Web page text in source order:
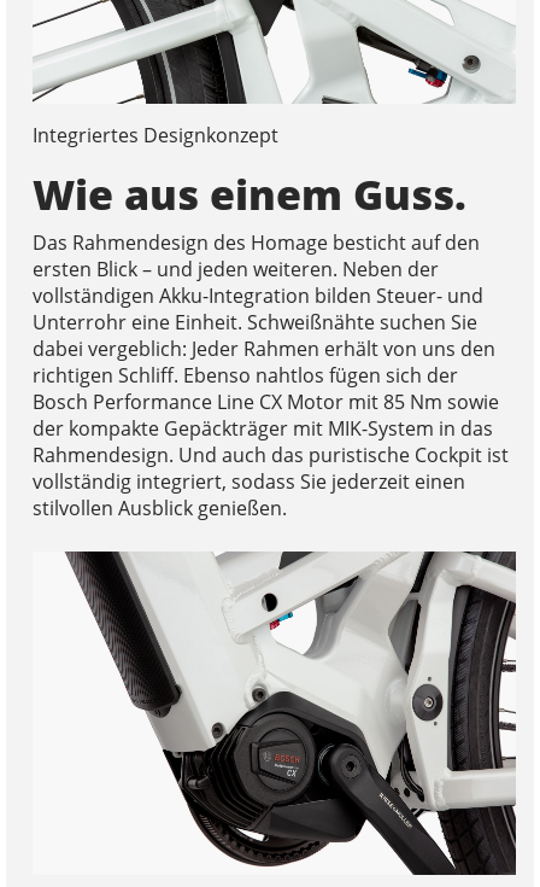
Integriertes Designkonzept
Wie aus einem Guss.
Das Rahmendesign des Homage besticht auf den
ersten Blick – und jeden weiteren. Neben der
vollständigen Akku-Integration bilden Steuer- und
Unterrohr eine Einheit. Schweißnähte suchen Sie
dabei vergeblich: Jeder Rahmen erhält von uns den
richtigen Schliff. Ebenso nahtlos fügen sich der
Bosch Performance Line CX Motor mit 85 Nm sowie
der kompakte Gepäckträger mit MIK-System in das
Rahmendesign. Und auch das puristische Cockpit ist
vollständig integriert, sodass Sie jederzeit einen
stilvollen Ausblick genießen.